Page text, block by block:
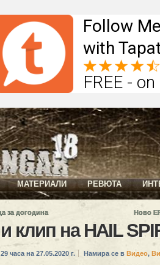
Follow
with
FREE -
МАТЕРИАЛИ РЕВЮТА
за догодина Ново
клип на HAIL
часа на 27.05.2020 г. Намира се в Видео,